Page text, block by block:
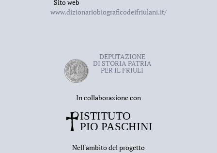
Sito web
www.dizionariobiograficodeifriulani.it/
DEPUTAZIONE
DI STORIA PATRIA
PER IL FRIULI
In collaborazione con
Nell'ambito del progetto